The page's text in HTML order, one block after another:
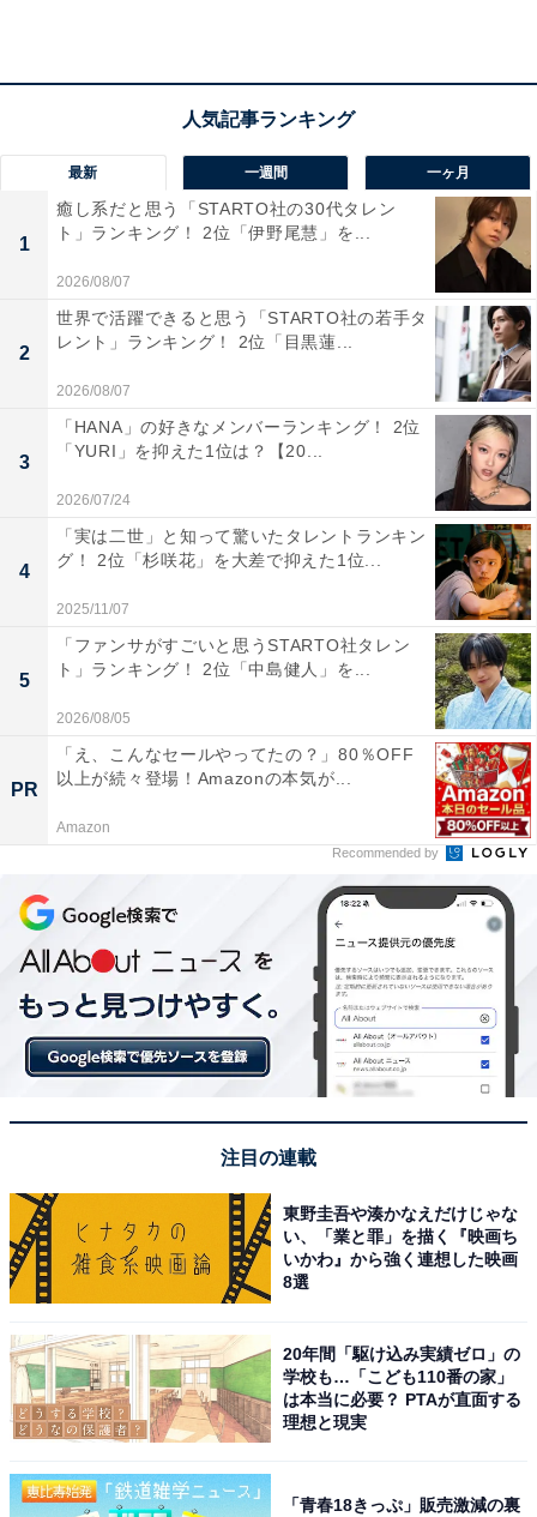
「海鮮丼を食べたいから」（40代女性／宮城県）
1位：青森魚菜センター 本店（青森市）／65票
名物「元祖 青森のっけ丼」を楽しめる場所として、全国
的に高い知名度を誇ります。市場内を歩き回り、自分の
好きな具材を少しずつご飯に乗せていく体験は観光のハ
イライトにぴったり。陸奥湾で獲れた新鮮な魚介を自分
好みにカスタマイズできる、青森ならではのぜいたくな
食体験が支持されました。
「自分だけのオリジナル海鮮丼をつくれる場所があ
ると聞いたことがあり、行ってみたいと思っている
から」（30代女性／大阪府）
「こちらで名物の『のっけ丼』を食べてみたいで
す」（50代男性／埼玉県）
「海鮮物の販売で、とても盛り上がっている印象が
あるから」（40代男性／香川県）
最新 一週間 一ヶ月
1
癒し系だと思う「STARTO社の30代タレン
ト」ランキング！ 2位「伊野尾慧」を...
2026/08/07
2
世界で活躍できると思う「STARTO社の若手タ
レント」ランキング！ 2位「目黒蓮...
2026/08/07
3
「HANA」の好きなメンバーランキング！ 2位
「YURI」を抑えた1位は？【20...
2026/07/24
4
「実は二世」と知って驚いたタレントランキン
グ！ 2位「杉咲花」を大差で抑えた1位...
2025/11/07
5
「ファンサがすごいと思うSTARTO社タレン
ト」ランキング！ 2位「中島健人」を...
2026/08/05
PR
「え、こんなセールやってたの？」80％OFF
以上が続々登場！Amazonの本気が...
Amazon
Recommended by
注目の連載
東野圭吾や湊かなえだけじゃな
い、「業と罪」を描く『映画ち
いかわ』から強く連想した映画
8選
20年間「駆け込み実績ゼロ」の
学校も…「こども110番の家」
は本当に必要？ PTAが直面する
理想と現実
「青春18きっぷ」販売激減の裏